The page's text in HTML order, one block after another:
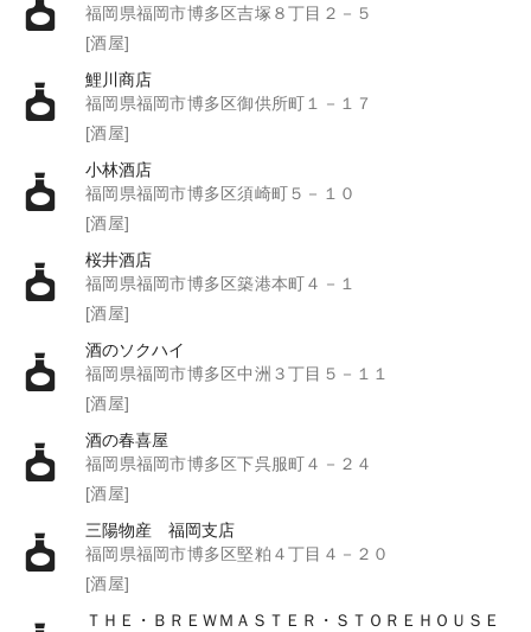
福岡県福岡市博多区吉塚８丁目２－５
[酒屋]
鯉川商店
福岡県福岡市博多区御供所町１－１７
[酒屋]
小林酒店
福岡県福岡市博多区須崎町５－１０
[酒屋]
桜井酒店
福岡県福岡市博多区築港本町４－１
[酒屋]
酒のソクハイ
福岡県福岡市博多区中洲３丁目５－１１
[酒屋]
酒の春喜屋
福岡県福岡市博多区下呉服町４－２４
[酒屋]
三陽物産 福岡支店
福岡県福岡市博多区堅粕４丁目４－２０
[酒屋]
ＴＨＥ・ＢＲＥＷＭＡＳＴＥＲ・ＳＴＯＲＥＨＯＵＳＥ